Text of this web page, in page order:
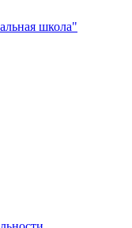
школа"